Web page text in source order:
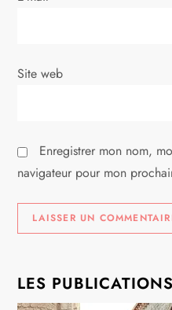
i
l
e
Site web
Enregistrer mon nom,
navigateur pour mon
LES